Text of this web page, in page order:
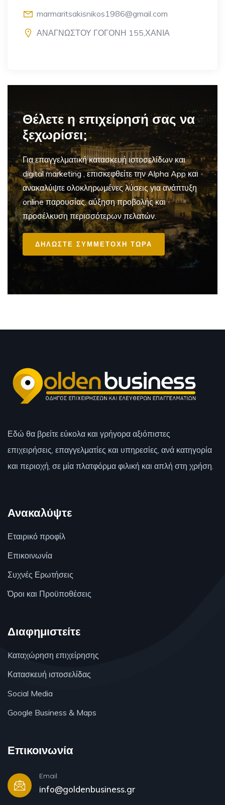
marmaritsakisnikos1986@gmail.com
ΑΝΑΓΝΩΣΤΟΥ ΓΟΓΟΝΗ 155,ΧΑΝΙΑ
Θέλετε η επιχείρησή σας να
ξεχωρίσει;
Για επαγγελματικήκατασκευή ιστοσελίδων και
digital marketing, επισκεφθείτε την Alpha App και
ανακαλύψτε ολοκληρωμένες λύσεις για ανάπτυξη
online παρουσίας, αύξηση προβολής και
προσέλκυση περισσότερων πελατών.
ΔΗΛΩΣΤΕ ΣΥΜΜΕΤΟΧΗ ΤΩΡΑ
Εδώ θα βρείτε εύκολα και γρήγορα αξιόπιστες
επιχειρήσεις, επαγγελματίες και υπηρεσίες, ανά κατηγορία
και περιοχή, σε μία πλατφόρμα φιλική και απλή στη χρήση.
Ανακαλύψτε
Εταιρικό προφίλ
Επικοινωνία
Συχνές Ερωτήσεις
Όροι και Προϋποθέσεις
Διαφημιστείτε
Kαταχώρηση επιχείρησης
Κατασκευή ιστοσελίδας
Social Media
Google Business & Maps
Επικοινωνία
Email
info@goldenbusiness.gr